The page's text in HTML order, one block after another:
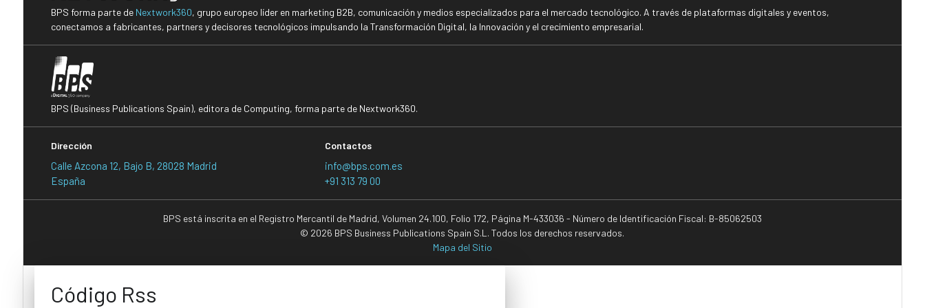
BPS forma parte de Nextwork360, grupo europeo líder en marketing B2B, comunicación y medios especializados para el mercado tecnológico. A través de plataformas digitales y eventos,
conectamos a fabricantes, partners y decisores tecnológicos impulsando la Transformación Digital, la Innovación y el crecimiento empresarial.
BPS (Business Publications Spain), editora de Computing, forma parte de Nextwork360.
Dirección
Calle Azcona 12, Bajo B, 28028 Madrid
España
Contactos
info@bps.com.es
+91 313 79 00
BPS está inscrita en el Registro Mercantil de Madrid, Volumen 24.100, Folio 172, Página M-433036 - Número de Identificación Fiscal: B-85062503
© 2026 BPS Business Publications Spain S.L. Todos los derechos reservados.
Mapa del Sitio
Código Rss